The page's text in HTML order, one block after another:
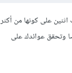
على كونها من أكثر
وتحقق عوائدك على